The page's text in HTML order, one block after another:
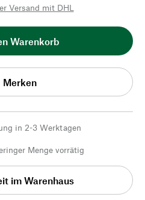
Versand mit DHL
Warenkorb
Merken
in 2-3 Werktagen
Menge vorrätig
im Warenhaus